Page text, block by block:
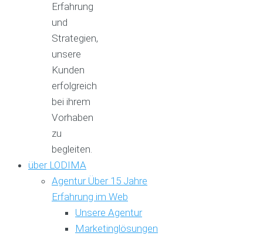
Erfahrung
und
Strategien,
unsere
Kunden
erfolgreich
bei ihrem
Vorhaben
zu
begleiten.
über LODIMA
Agentur Über 15 Jahre
Erfahrung im Web
Unsere Agentur
Marketinglösungen